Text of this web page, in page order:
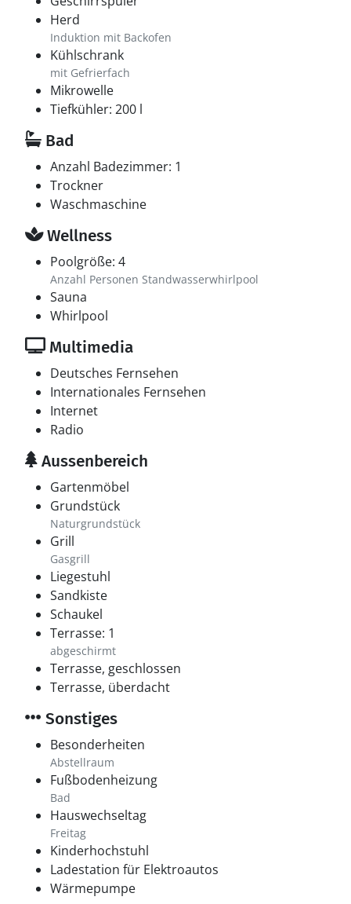
Herd
Induktion mit Backofen
Kühlschrank
mit Gefrierfach
Mikrowelle
Tiefkühler: 200 l
Bad
Anzahl Badezimmer: 1
Trockner
Waschmaschine
Wellness
Poolgröße: 4
Anzahl Personen Standwasserwhirlpool
Sauna
Whirlpool
Multimedia
Deutsches Fernsehen
Internationales Fernsehen
Internet
Radio
Aussenbereich
Gartenmöbel
Grundstück
Naturgrundstück
Grill
Gasgrill
Liegestuhl
Sandkiste
Schaukel
Terrasse: 1
abgeschirmt
Terrasse, geschlossen
Terrasse, überdacht
Sonstiges
Besonderheiten
Abstellraum
Fußbodenheizung
Bad
Hauswechseltag
Freitag
Kinderhochstuhl
Ladestation für Elektroautos
Wärmepumpe